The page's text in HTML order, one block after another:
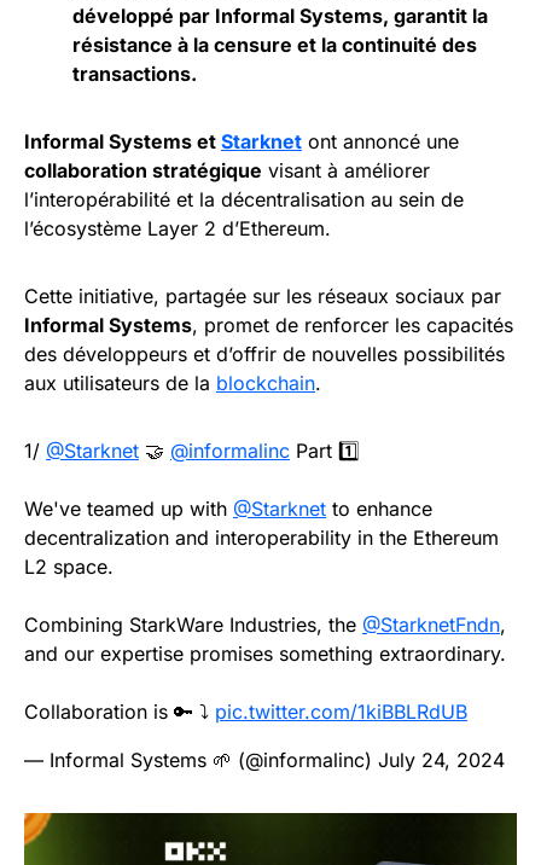
développé par Informal Systems, garantit la
résistance à la censure et la continuité des
transactions.
Informal Systems et Starknet ont annoncé une
collaboration stratégique visant à améliorer
l’interopérabilité et la décentralisation au sein de
l’écosystème Layer 2 d’Ethereum.
Cette initiative, partagée sur les réseaux sociaux par
Informal Systems, promet de renforcer les capacités
des développeurs et d’offrir de nouvelles possibilités
aux utilisateurs de la blockchain.
1/ @Starknet 🤝 @informalinc Part 1️⃣
We've teamed up with @Starknet to enhance
decentralization and interoperability in the Ethereum
L2 space.
Combining StarkWare Industries, the @StarknetFndn,
and our expertise promises something extraordinary.
Collaboration is 🔑 ⤵️ pic.twitter.com/1kiBBLRdUB
— Informal Systems 🌱 (@informalinc) July 24, 2024